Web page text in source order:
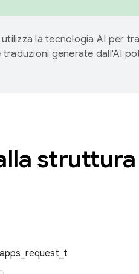
la tecnologia AI per
traduzioni generate dall'AI